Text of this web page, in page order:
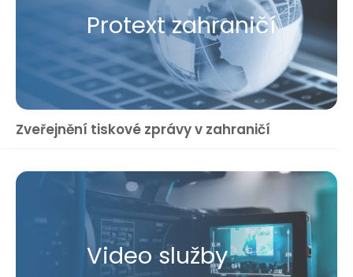
Protext zahraničí
Zveřejnění tiskové zprávy v zahraničí
Video služby